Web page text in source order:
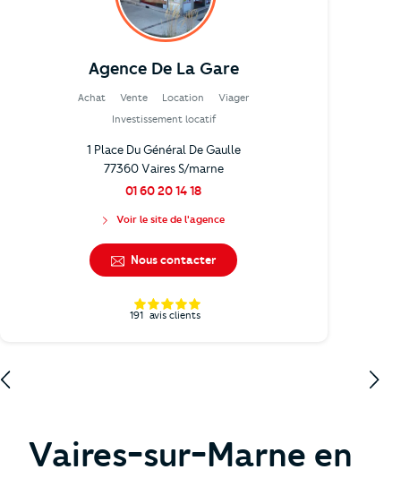
Agence De La Gare
Achat Vente Location
Viager
Investissement locatif
1 Place Du Général De Gaulle
77360 Vaires S/marne
01 60 20 14 18
Voir le site de l'agence
Nous contacter
191 avis clients
Vaires-sur-Marne en